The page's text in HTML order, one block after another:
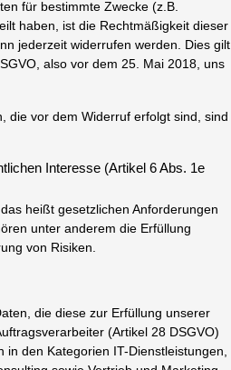
für bestimmte Zwecke (z.B.
haben, ist die Rechtmäßigkeit dieser
jederzeit widerrufen werden. Dies gilt
also vor dem 25. Mai 2018, uns
die vor dem Widerruf erfolgt sind, sind
Interesse (Artikel 6 Abs. 1e
heißt gesetzlichen Anforderungen
unter anderem die Erfüllung
von Risiken.
die diese zur Erfüllung unserer
(Artikel 28 DSGVO)
den Kategorien IT-Dienstleistungen,